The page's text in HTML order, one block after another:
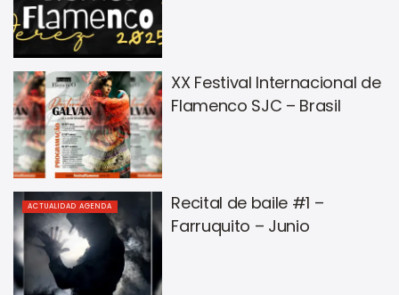
XX Festival Internacional de
Flamenco SJC – Brasil
ACTUALIDAD AGENDA
Recital de baile #1 –
Farruquito – Junio